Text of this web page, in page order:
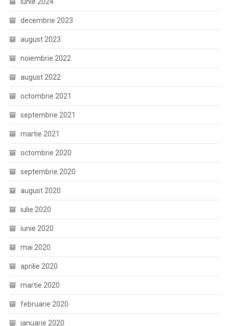
decembrie 2023
august 2023
noiembrie 2022
august 2022
octombrie 2021
septembrie 2021
martie 2021
octombrie 2020
septembrie 2020
august 2020
iulie 2020
iunie 2020
mai 2020
aprilie 2020
martie 2020
februarie 2020
ianuarie 2020